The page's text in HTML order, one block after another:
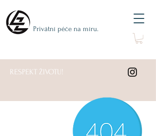
Privátní péče na míru.
RESPEKT ŽIVOTU!